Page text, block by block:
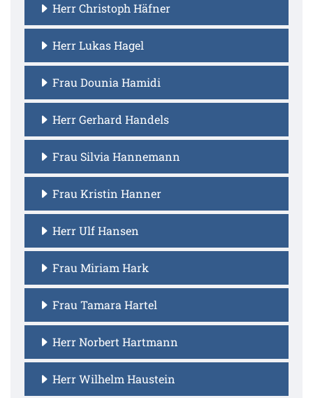
Herr Christoph Häfner
Herr Lukas Hagel
Frau Dounia Hamidi
Herr Gerhard Handels
Frau Silvia Hannemann
Frau Kristin Hanner
Herr Ulf Hansen
Frau Miriam Hark
Frau Tamara Hartel
Herr Norbert Hartmann
Herr Wilhelm Haustein